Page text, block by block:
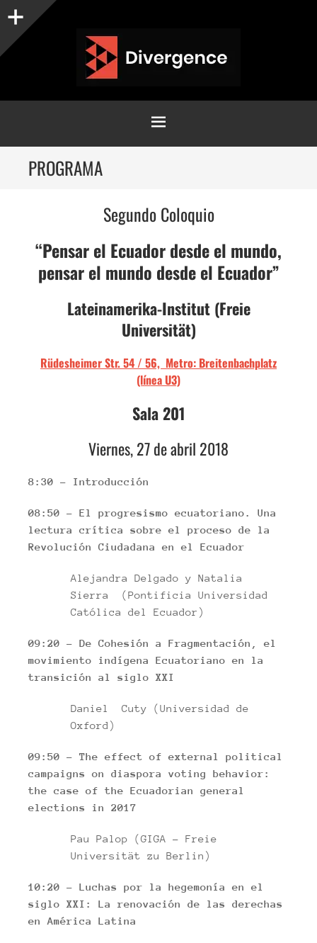
Sidebar
MENU
SKIP
TO
PROGRAMA
Segundo Coloquio
“Pensar el Ecuador desde el mundo,
pensar el mundo desde el Ecuador”
Lateinamerika-Institut (Freie
Universität)
Rüdesheimer Str. 54 / 56, Metro: Breitenbachplatz
(línea U3)
Sala 201
Viernes, 27 de abril 2018
8:30 – Introducción
08:50 – El progresismo ecuatoriano. Una
lectura crítica sobre el proceso de la
Revolución Ciudadana en el Ecuador
Alejandra Delgado y Natalia
Sierra (Pontificia Universidad
Católica del Ecuador)
09:20 – De Cohesión a Fragmentación, el
movimiento indígena Ecuatoriano en la
transición al siglo XXI
Daniel Cuty (Universidad de
Oxford)
09:50 – The effect of external political
campaigns on diaspora voting behavior:
the case of the Ecuadorian general
elections in 2017
Pau Palop (GIGA – Freie
Universität zu Berlin)
10:20 – Luchas por la hegemonía en el
siglo XXI: La renovación de las derechas
en América Latina